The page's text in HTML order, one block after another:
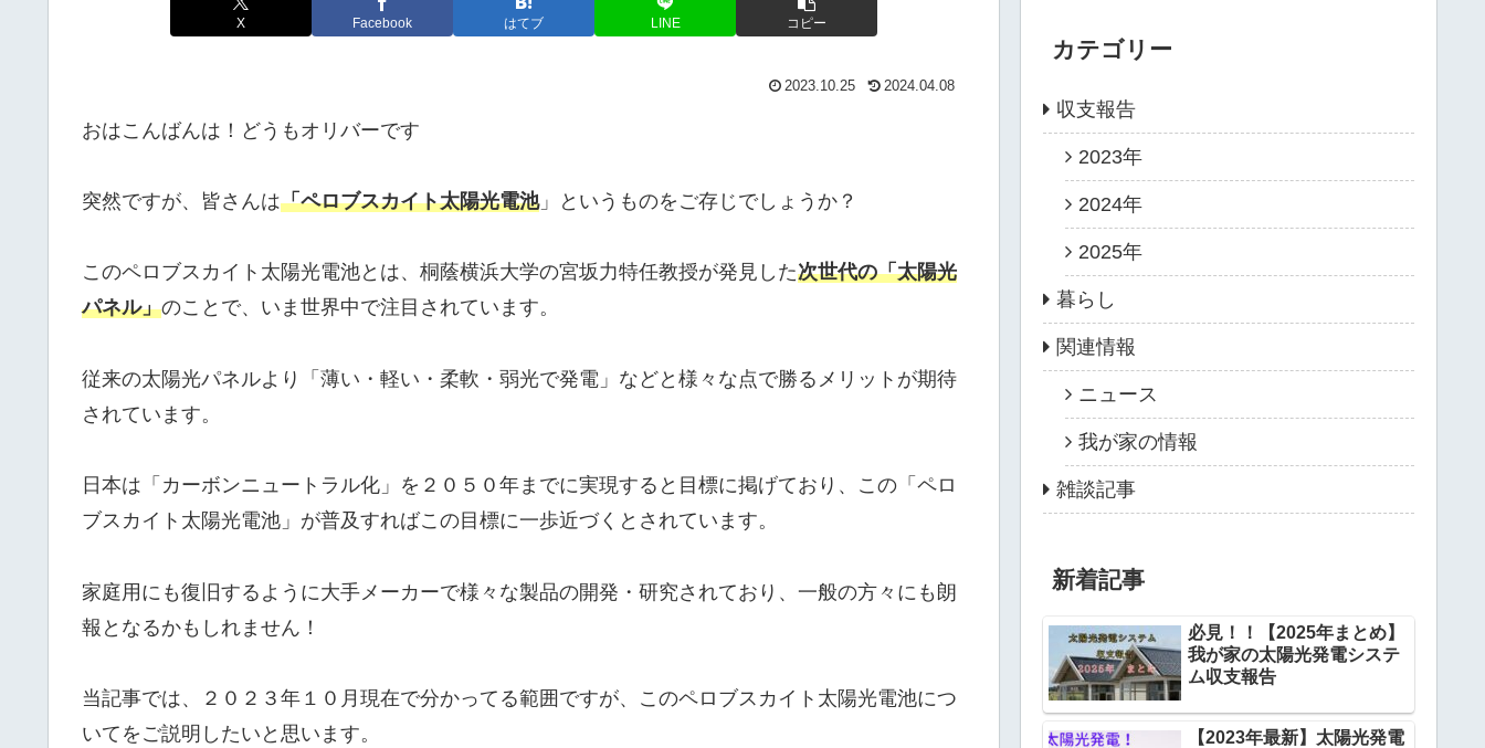
X Facebook はてブ LINE コピー
2023.10.25 2024.04.08
おはこんばんは！どうもオリバーです
突然ですが、皆さんは「ペロブスカイト太陽光電池」というものをご存じでしょうか？
このペロブスカイト太陽光電池とは、桐蔭横浜大学の宮坂力特任教授が発見した次世代の「太陽光
パネル」のことで、いま世界中で注目されています。
従来の太陽光パネルより「薄い・軽い・柔軟・弱光で発電」などと様々な点で勝るメリットが期待
されています。
日本は「カーボンニュートラル化」を２０５０年までに実現すると目標に掲げており、この「ペロ
ブスカイト太陽光電池」が普及すればこの目標に一歩近づくとされています。
家庭用にも復旧するように大手メーカーで様々な製品の開発・研究されており、一般の方々にも朗
報となるかもしれません！
当記事では、２０２３年１０月現在で分かってる範囲ですが、このペロブスカイト太陽光電池につ
いてをご説明したいと思います。
カテゴリー
収支報告
2023年
2024年
2025年
暮らし
関連情報
ニュース
我が家の情報
雑談記事
新着記事
必見！！【2025年まとめ】
我が家の太陽光発電システ
ム収支報告
【2023年最新】太陽光発電